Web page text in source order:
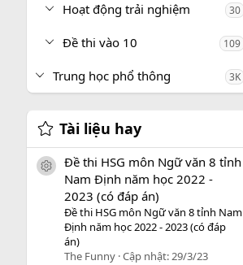
Hoạt động trải nghiệm 30
Đề thi vào 10 109
Trung học phổ thông 3K
Tài liệu hay
icon tài liệu
Đề thi HSG môn Ngữ văn 8 tỉnh
Nam Định năm học 2022 -
2023 (có đáp án)
Đề thi HSG môn Ngữ văn 8 tỉnh Nam
Định năm học 2022 - 2023 (có đáp
án)
The Funny Cập nhật:29/3/23